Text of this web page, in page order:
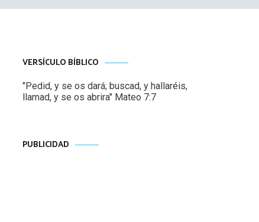
VERSÍCULO BÍBLICO
"Pedid, y se os dará; buscad, y hallaréis,
llamad, y se os abrira" Mateo 7:7
PUBLICIDAD